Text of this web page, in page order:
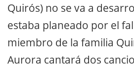
Quirós) no se va a
estaba planeado por el
miembro de la familia
Aurora cantará dos